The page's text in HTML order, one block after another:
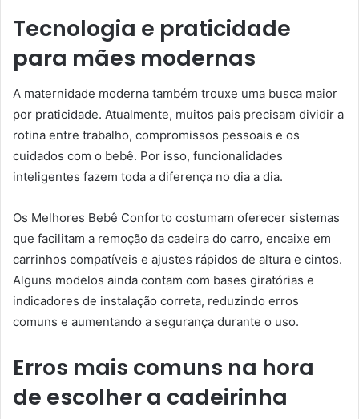
Tecnologia e praticidade
para mães modernas
A maternidade moderna também trouxe uma busca maior
por praticidade. Atualmente, muitos pais precisam dividir a
rotina entre trabalho, compromissos pessoais e os
cuidados com o bebê. Por isso, funcionalidades
inteligentes fazem toda a diferença no dia a dia.
Os Melhores Bebê Conforto costumam oferecer sistemas
que facilitam a remoção da cadeira do carro, encaixe em
carrinhos compatíveis e ajustes rápidos de altura e cintos.
Alguns modelos ainda contam com bases giratórias e
indicadores de instalação correta, reduzindo erros
comuns e aumentando a segurança durante o uso.
Erros mais comuns na hora
de escolher a cadeirinha